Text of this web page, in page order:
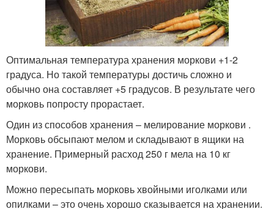
Оптимальная температура хранения моркови +1-2
градуса. Но такой температуры достичь сложно и
обычно она составляет +5 градусов. В результате чего
морковь попросту прорастает.
Один из способов хранения – мелирование моркови .
Морковь обсыпают мелом и складывают в ящики на
хранение. Примерный расход 250 г мела на 10 кг
моркови.
Можно пересыпать морковь хвойными иголками или
опилками – это очень хорошо сказывается на хранении.